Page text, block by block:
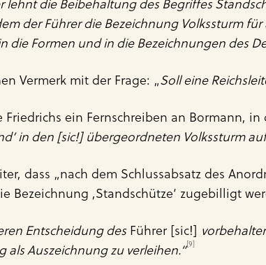
lehnt die Beibehaltung des Begriffes
der Führer die Bezeichnung Volkssturm
die Formen und in die Bezeichnungen des
Vermerk mit der Frage: „Soll eine
ein Fernschreiben an Bormann, in
in den [sic!] übergeordneten Volkssturm
dass „nach dem Schlussabsatz des
Bezeichnung ,Standschütze‘ zugebilligt
Entscheidung desFührer [sic!]
als Auszeichnung zu verleihen.“[9]